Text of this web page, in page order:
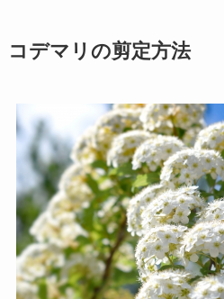
コデマリの剪定方法